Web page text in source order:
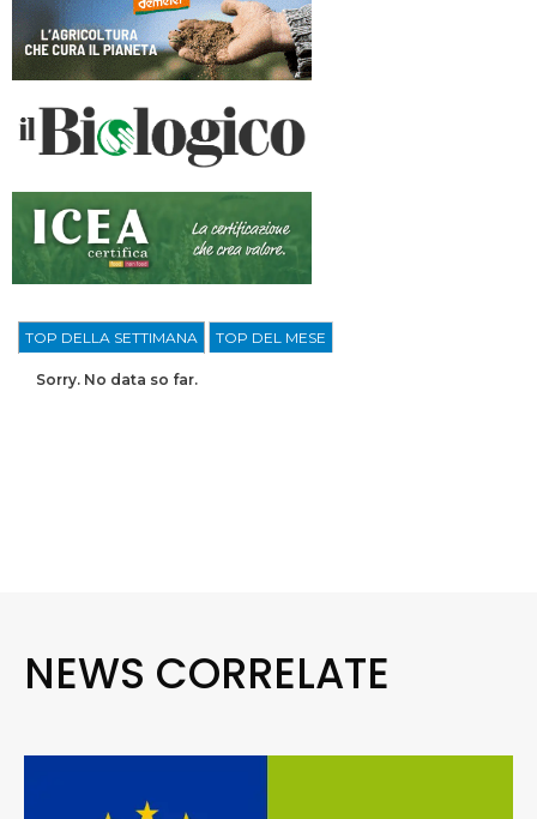
TOP DELLA SETTIMANA TOP DEL MESE
Sorry. No data so far.
NEWS CORRELATE